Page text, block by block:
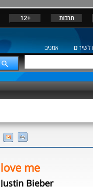
תרבות +12
לשירים אמנים
love me
Justin Bieber